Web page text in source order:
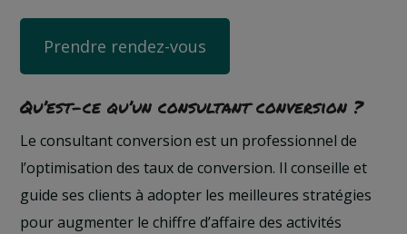
Prendre rendez-vous
Qu’est-ce qu’un consultant conversion ?
Le consultant conversion est un professionnel de
l’optimisation des taux de conversion. Il conseille et
guide ses clients à adopter les meilleures stratégies
pour augmenter le chiffre d’affaire des activités